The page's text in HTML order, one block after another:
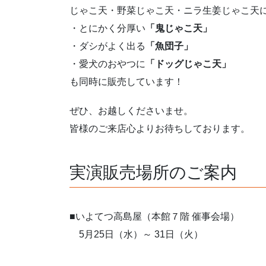
じゃこ天・野菜じゃこ天・ニラ生姜じゃこ天
・とにかく分厚い 「鬼じゃこ天」
・ダシがよく出る
「魚団子」
・愛犬のおやつに
「ドッグじゃこ天」
も同時に販売しています！
ぜひ、お越しくださいませ。
皆様のご来店心よりお待ちしております。
実演販売場所のご案内
■いよてつ高島屋（本館７階 催事会場）
5月25日（水）～ 31日（火）